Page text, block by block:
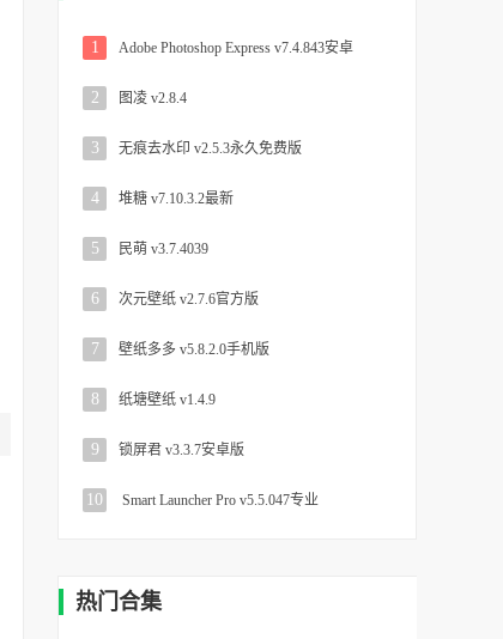
1 Adobe Photoshop Express v7.4.843安卓
2 图凌 v2.8.4
3 无痕去水印 v2.5.3永久免费版
4 堆糖 v7.10.3.2最新
5 民萌 v3.7.4039
6 次元壁纸 v2.7.6官方版
7 壁纸多多 v5.8.2.0手机版
8 纸塘壁纸 v1.4.9
9 锁屏君 v3.3.7安卓版
10 Smart Launcher Pro v5.5.047专业
热门合集